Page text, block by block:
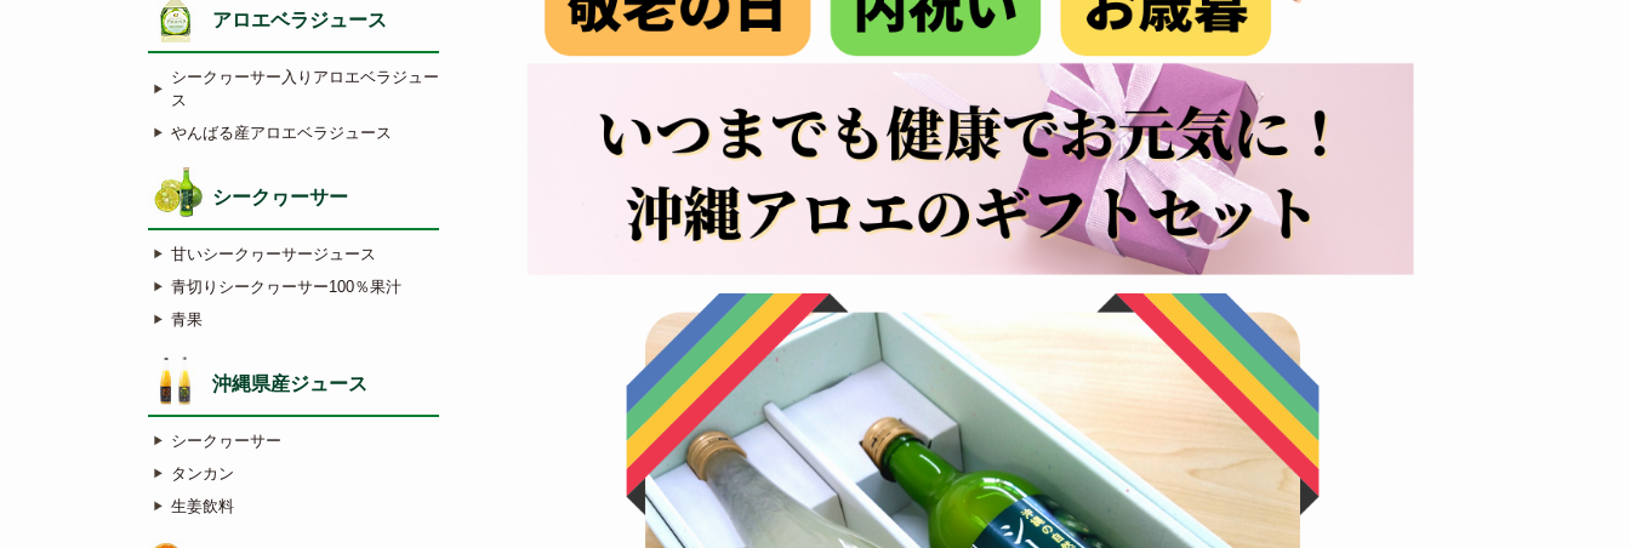
アロエベラジュース
シークヮーサー入りアロエベラジュー
ス
やんばる産アロエベラジュース
シークヮーサー
甘いシークヮーサージュース
青切りシークヮーサー100％果汁
青果
沖縄県産ジュース
シークヮーサー
タンカン
生姜飲料